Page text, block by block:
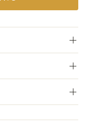
マルに仕上げました。
なれ感を演出。
跡可能・ポスト投函）対